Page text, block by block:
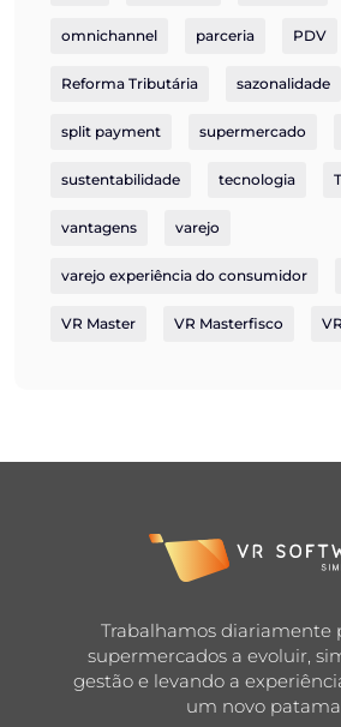
omnichannel parceria PDV
Reforma Tributária sazonalidade
split payment supermercado
sustentabilidade tecnologia
vantagens varejo
varejo experiência do consumidor
VR Master VR Masterfisco
Trabalhamos diariamente
supermercados a evoluir,
gestão e levando a
um novo